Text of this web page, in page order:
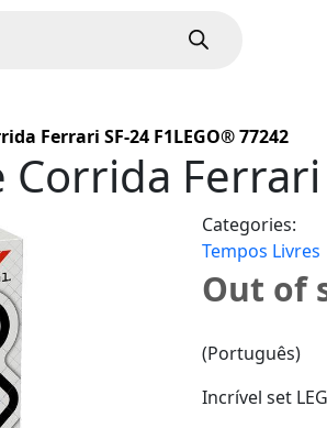
Ferrari SF-24 F1LEGO® 77242
Ferrari
Categories:
Tempos Livres
Out of
(Português)
Incrível set